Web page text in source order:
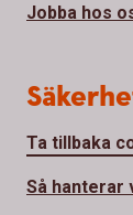
Jobba hos
Ta tillbaka
Så hanterar